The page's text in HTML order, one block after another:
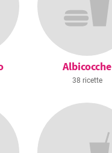
Albicocche
38 ricette